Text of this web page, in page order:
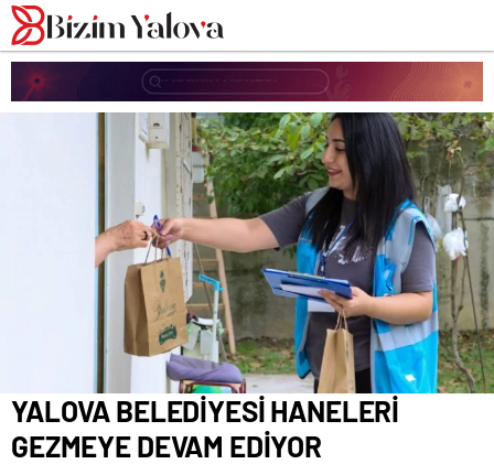
romabet
romabet
romabet
deneme
bonusu
veren
siteler
YALOVA BELEDİYESİ HANELERİ
GEZMEYE DEVAM EDİYOR